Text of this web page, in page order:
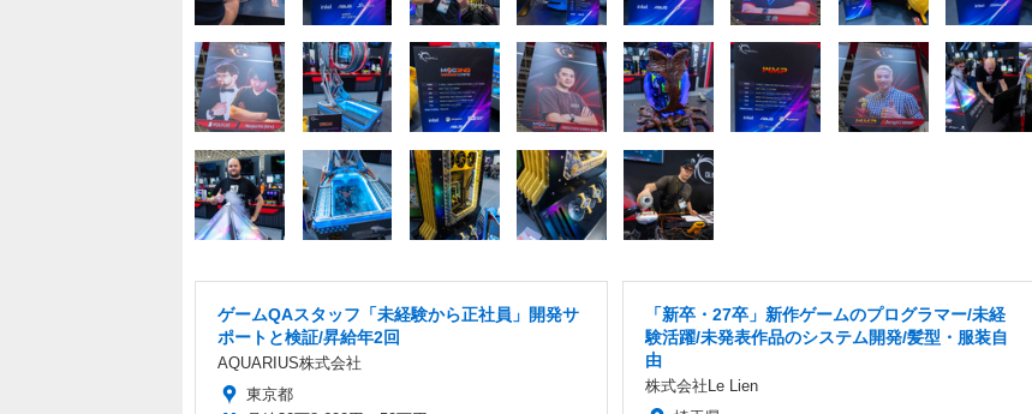
ゲームQAスタッフ「未経験から正社員」開発サ
ポートと検証/昇給年2回
AQUARIUS株式会社
東京都
「新卒・27卒」新作ゲームのプログラマー/未経
験活躍/未発表作品のシステム開発/髪型・服装自
由
株式会社Le Lien